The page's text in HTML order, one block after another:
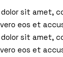
dolor sit amet,
eos et
dolor sit amet,
eos et